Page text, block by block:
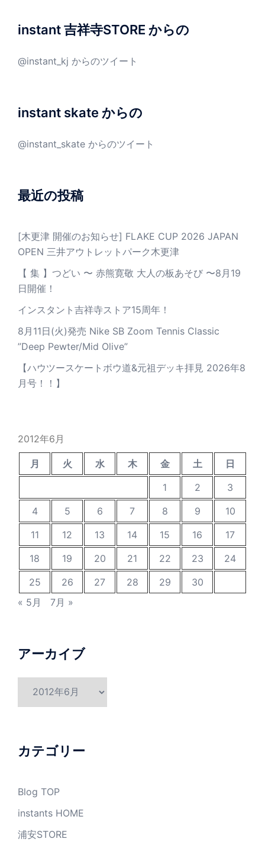
instant 吉祥寺STORE からの
@instant_kj からのツイート
instant skate からの
@instant_skate からのツイート
最近の投稿
[木更津 開催のお知らせ] FLAKE CUP 2026 JAPAN
OPEN 三井アウトレットパーク木更津
【 集 】つどい 〜 赤熊寛敬 大人の板あそび 〜8月19
日開催！
インスタント吉祥寺ストア15周年！
8月11日(火)発売 Nike SB Zoom Tennis Classic
”Deep Pewter/Mid Olive”
【ハウツースケートボウ道&元祖デッキ拝見 2026年8
月号！！】
2012年6月
月 火 水 木 金 土
日
1
2
3
4
5 6 7 8 9
10
11
12 13 14 15 16
17
18
19 20 21 22 23
24
25
26 27 28 29
30
« 5月
7月 »
アーカイブ
ブ
カテゴリー
Blog TOP
instants HOME
浦安STORE